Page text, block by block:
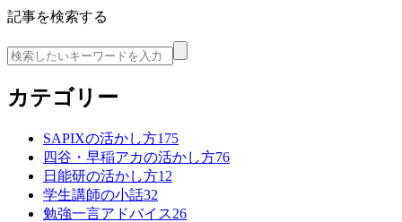
記事を検索する
カテゴリー
SAPIXの活かし方175
四谷・早稲アカの活かし方76
日能研の活かし方12
学生講師の小話32
勉強一言アドバイス26